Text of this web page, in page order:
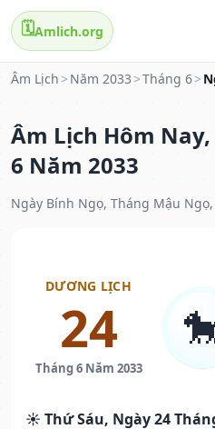
🗓️Amlich.org
Âm Lịch > Năm 2033 >Tháng 6>
Âm Lịch Hôm
6 Năm 2033
Ngày Bính Ngọ, Tháng Mậu
DƯƠNG LỊCH
24
Tháng 6 Năm 2033
☀️ Thứ Sáu, Ngày 24